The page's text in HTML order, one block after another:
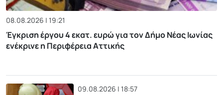
08.08.2026 | 19:21
Έγκριση έργου 4 εκατ. ευρώ για τον Δήμο Νέας Ιωνίας
ενέκρινε η Περιφέρεια Αττικής
09.08.2026 | 18:57